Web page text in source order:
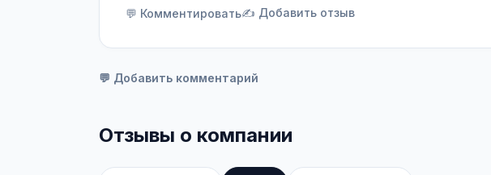
💬 Комментировать✍️ Добавить отзыв
💬 Добавить комментарий
Отзывы о компании